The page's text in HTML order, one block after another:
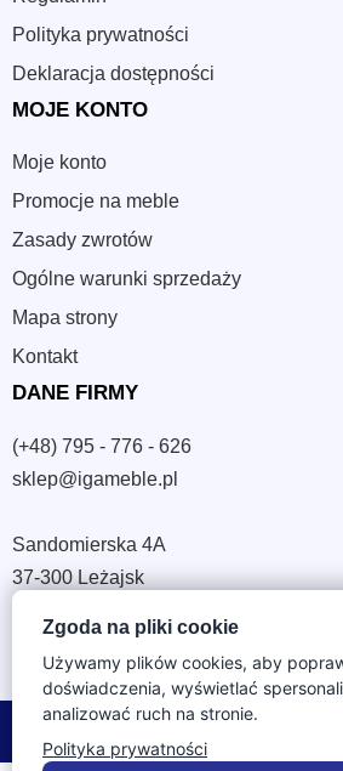
Polityka prywatności
Deklaracja dostępności
MOJE KONTO
Moje konto
Promocje na meble
Zasady zwrotów
Ogólne warunki sprzedaży
Mapa strony
Kontakt
DANE FIRMY
(+48) 795 - 776 - 626
sklep@igameble.pl
Sandomierska 4A
37-300 Leżajsk
REGON: 180933172
Zgoda na pliki cookie
Używamy plików cookies, aby
doświadczenia, wyświetlać
analizować ruch na stronie.
Polityka prywatności